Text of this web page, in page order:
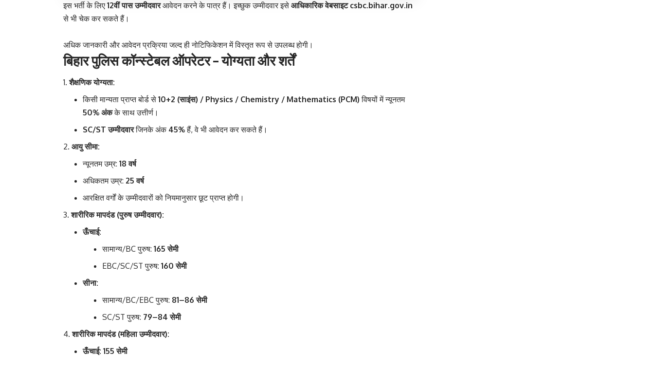
इस भर्ती के लिए 12वीं पास उम्मीदवारआवेदन करने के पात्र हैं। इच्छुक उम्मीदवार इसे आधिकारिक वेबसाइट csbc.bihar.gov.in
से भी चेक कर सकते हैं।
अधिक जानकारी और आवेदन प्रक्रिया जल्द ही नोटिफिकेशन में विस्तृत रूप से उपलब्ध होगी।
बिहार पुलिस कॉन्स्टेबल ऑपरेटर – योग्यता और शर्तें
शैक्षणिक योग्यता:
किसी मान्यता प्राप्त बोर्ड से 10+2 (साइंस) / Physics / Chemistry / Mathematics (PCM) विषयों में न्यूनतम
50% अंकके साथ उत्तीर्ण।
SC/ST उम्मीदवारजिनके अंक 45%हैं, वे भी आवेदन कर सकते हैं।
आयु सीमा:
न्यूनतम उम्र: 18 वर्ष
अधिकतम उम्र: 25 वर्ष
आरक्षित वर्गों के उम्मीदवारों को नियमानुसार छूट प्राप्त होगी।
शारीरिक मापदंड (पुरुष उम्मीदवार):
ऊँचाई:
सामान्य/BC पुरुष: 165 सेमी
EBC/SC/ST पुरुष: 160 सेमी
सीना:
सामान्य/BC/EBC पुरुष: 81–86 सेमी
SC/ST पुरुष: 79–84 सेमी
शारीरिक मापदंड (महिला उम्मीदवार):
ऊँचाई: 155 सेमी